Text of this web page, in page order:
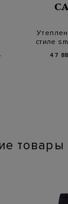
стиле
47
товары